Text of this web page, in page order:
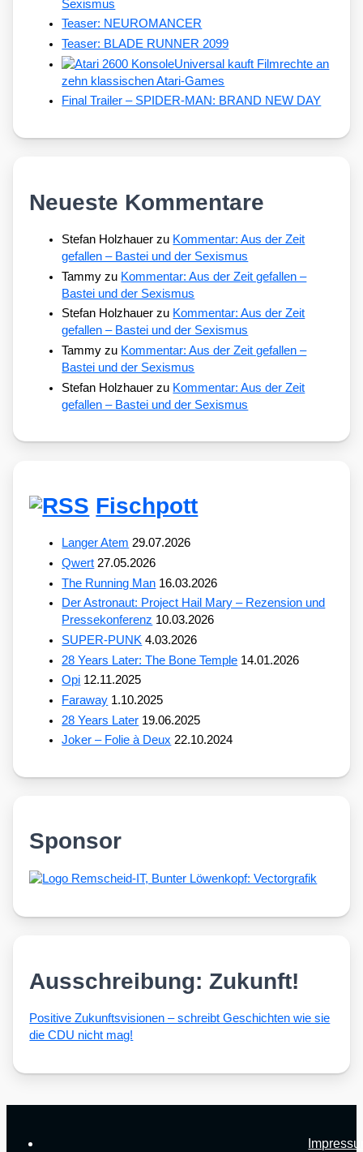
Sexismus
Teaser: NEUROMANCER
Teaser: BLADE RUNNER 2099
Universal kauft Filmrechte an
zehn klassischen Atari-Games
Final Trailer – SPIDER-MAN: BRAND NEW DAY
Neueste Kommentare
Stefan Holzhauer zu Kommentar: Aus der Zeit
gefallen – Bastei und der Sexismus
Tammy zu Kommentar: Aus der Zeit gefallen –
Bastei und der Sexismus
Stefan Holzhauer zu Kommentar: Aus der Zeit
gefallen – Bastei und der Sexismus
Tammy zu Kommentar: Aus der Zeit gefallen –
Bastei und der Sexismus
Stefan Holzhauer zu Kommentar: Aus der Zeit
gefallen – Bastei und der Sexismus
Fischpott
Langer Atem 29.07.2026
Qwert 27.05.2026
The Running Man 16.03.2026
Der Astronaut: Project Hail Mary – Rezension und
Pressekonferenz 10.03.2026
SUPER-PUNK 4.03.2026
28 Years Later: The Bone Temple 14.01.2026
Opi 12.11.2025
Faraway 1.10.2025
28 Years Later 19.06.2025
Joker – Folie à Deux 22.10.2024
Sponsor
Ausschreibung: Zukunft!
Posi­ti­ve Zukunfts­vi­sio­nen – schreibt Geschich­ten wie sie
die CDU nicht mag!